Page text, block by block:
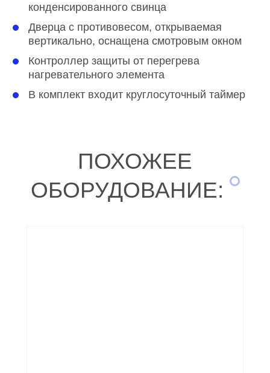
конденсированного свинца
Дверца с противовесом, открываемая
вертикально, оснащена смотровым окном
Контроллер защиты от перегрева
нагревательного элемента
В комплект входит круглосуточный таймер
ПОХОЖЕЕ
ОБОРУДОВАНИЕ: